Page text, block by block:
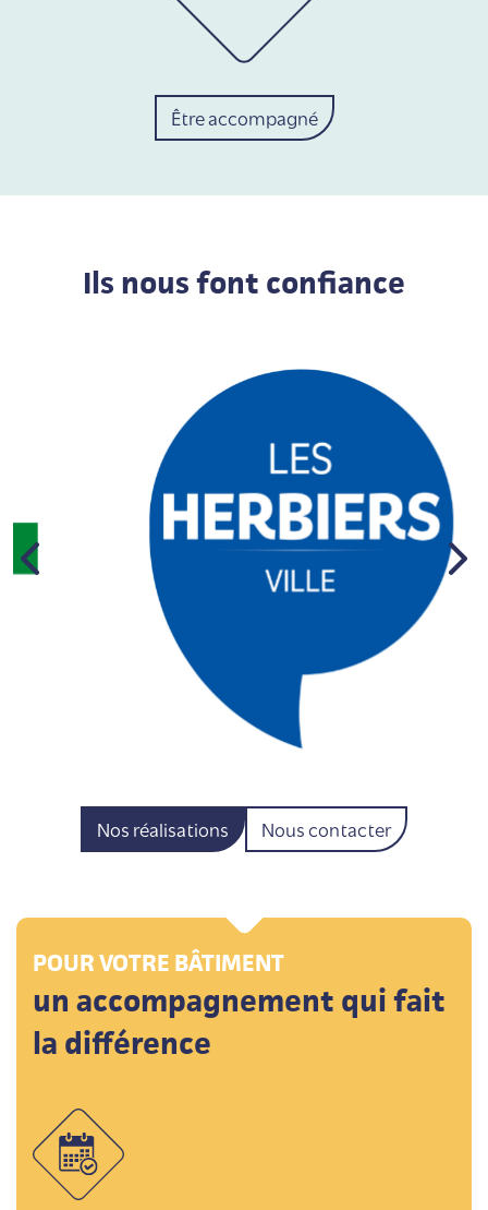
Être accompagné
Ils nous font confiance
Nos réalisations Nous contacter
POUR VOTRE BÂTIMENT
un accompagnement qui fait
la différence